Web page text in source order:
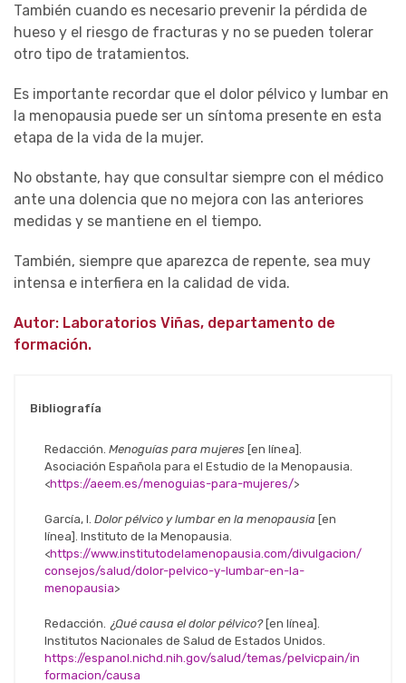
También cuando es necesario prevenir la pérdida de
hueso y el riesgo de fracturas y no se pueden tolerar
otro tipo de tratamientos.
Es importante recordar que el dolor pélvico y lumbar en
la menopausia puede ser un síntoma presente en esta
etapa de la vida de la mujer.
No obstante, hay que consultar siempre con el médico
ante una dolencia que no mejora con las anteriores
medidas y se mantiene en el tiempo.
También, siempre que aparezca de repente, sea muy
intensa e interfiera en la calidad de vida.
Autor: Laboratorios Viñas, departamento de
formación.
Bibliografía
Redacción. Menoguías para mujeres [en línea].
Asociación Española para el Estudio de la Menopausia.
<https://aeem.es/menoguias-para-mujeres/>
García, I. Dolor pélvico y lumbar en la menopausia [en
línea]. Instituto de la Menopausia.
<https://www.institutodelamenopausia.com/divulgacion/
consejos/salud/dolor-pelvico-y-lumbar-en-la-
menopausia>
Redacción. ¿Qué causa el dolor pélvico?[en línea].
Institutos Nacionales de Salud de Estados Unidos.
https://espanol.nichd.nih.gov/salud/temas/pelvicpain/in
formacion/causa